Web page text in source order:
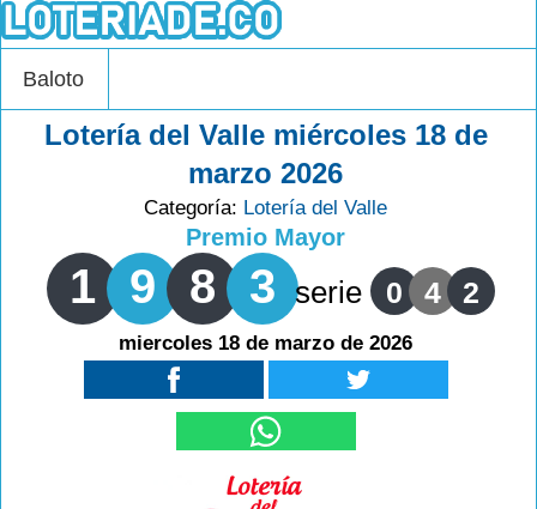
Baloto
Lotería del Valle miércoles 18 de
marzo 2026
Categoría: Lotería del Valle
Premio Mayor
1 9 8 3 serie 0 4 2
miercoles 18 de marzo de 2026